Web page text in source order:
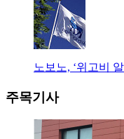
노보노, ‘위고비
주목기사